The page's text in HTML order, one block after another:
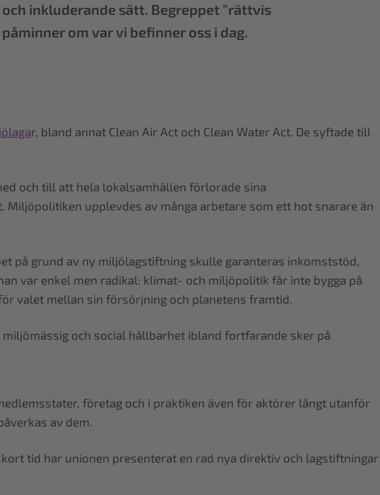
inkluderande sätt. Begreppet ”rättvis
om var vi befinner oss i dag.
r, bland annat Clean Air Act och Clean Water Act. De syftade till
och till att hela lokalsamhällen förlorade sina
upplevdes av många arbetare som ett hot snarare än
på grund av ny miljölagstiftning skulle garanteras inkomststöd,
var enkel men radikal: klimat- och miljöpolitik får inte bygga på
valet mellan sin försörjning och planetens framtid.
och social hållbarhet ibland fortfarande sker på
företag och i praktiken även för aktörer långt utanför
av dem.
tid har unionen presenterat en rad nya direktiv och lagstiftningar